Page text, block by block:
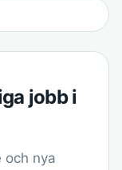
jobb i
och nya